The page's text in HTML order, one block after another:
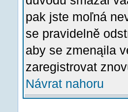
pak jste moľná
se pravidelně
aby se zmenąila
zaregistrovat
Návrat nahoru